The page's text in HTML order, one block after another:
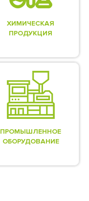
ХИМИЧЕСКАЯ
ПРОДУКЦИЯ
ПРОМЫШЛЕННОЕ
ОБОРУДОВАНИЕ